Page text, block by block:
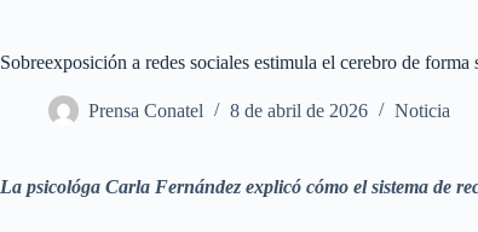
Sobreexposición a redes sociales estimula el cerebro de
Prensa Conatel 8 de abril de 2026 Noticia
La psicológa Carla Fernández explicó cómo el sistema de